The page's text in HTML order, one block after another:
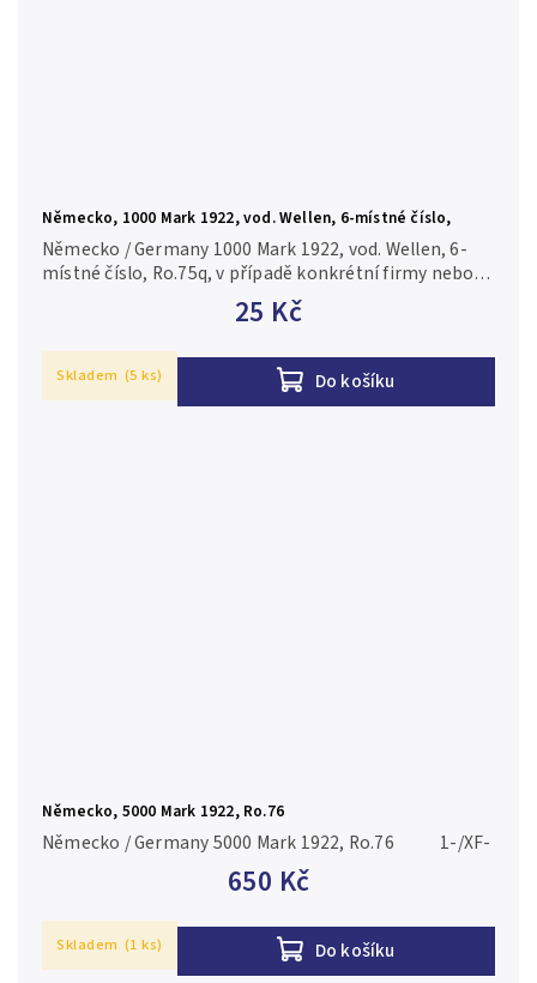
Německo, 1000 Mark 1922, vod. Wellen, 6-místné číslo,
Ro.75q
25 Kč
Do košíku
Německo / Germany 1000 Mark 1922, vod. Wellen, 6-
místné číslo, Ro.75q, v případě konkrétní firmy nebo
číslovače je foto pouze ilustrační 1-2/XF-VF
Skladem (5 ks)
Německo, 5000 Mark 1922, Ro.76
650 Kč
Do košíku
Německo / Germany 5000 Mark 1922, Ro.76 1-/XF-
Skladem (1 ks)